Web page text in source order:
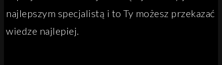
najlepszym specjalistą i to Ty możesz przekazać
wiedze najlepiej.